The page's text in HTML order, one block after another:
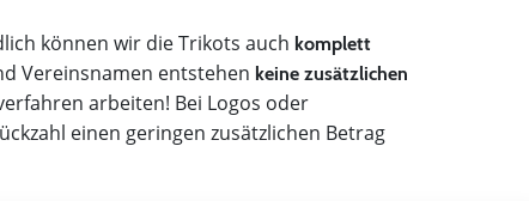
können wir die Trikots auch komplett
Vereinsnamen entstehen keine zusätzlichen
arbeiten! Bei Logos oder
einen geringen zusätzlichen Betrag